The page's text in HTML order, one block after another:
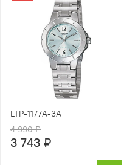
LTP-1177A-3A
4 990 ₽
3 743 ₽